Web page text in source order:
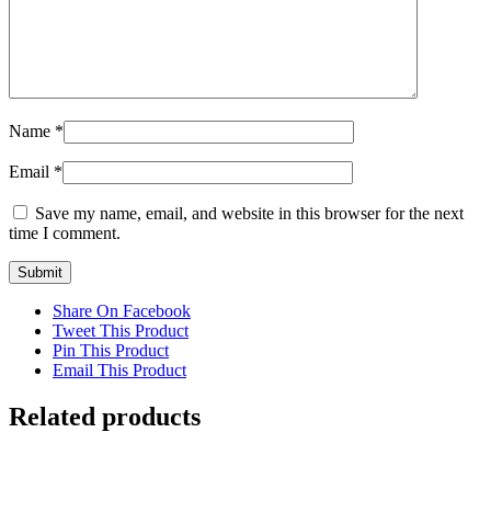
Name *
Email *
Save my name, email, and website in this browser for the next
time I comment.
Share On Facebook
Tweet This Product
Pin This Product
Email This Product
Related products